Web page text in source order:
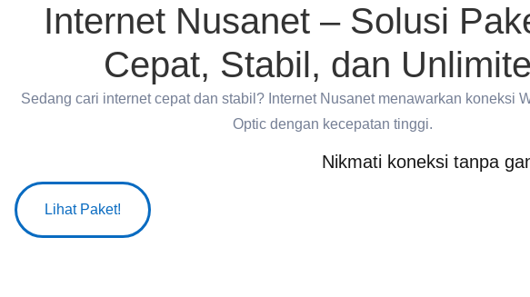
Internet Nusanet – Solusi
Cepat, Stabil, dan
Sedang cari internet cepat dan stabil? Internet Nusanet menawarkan koneksi
Optic dengan kecepatan tinggi.
Nikmati koneksi tanpa
Lihat Paket!